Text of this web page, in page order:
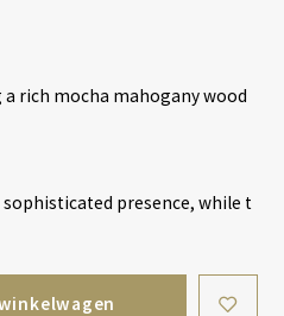
rich mocha mahogany wood
presence, while t